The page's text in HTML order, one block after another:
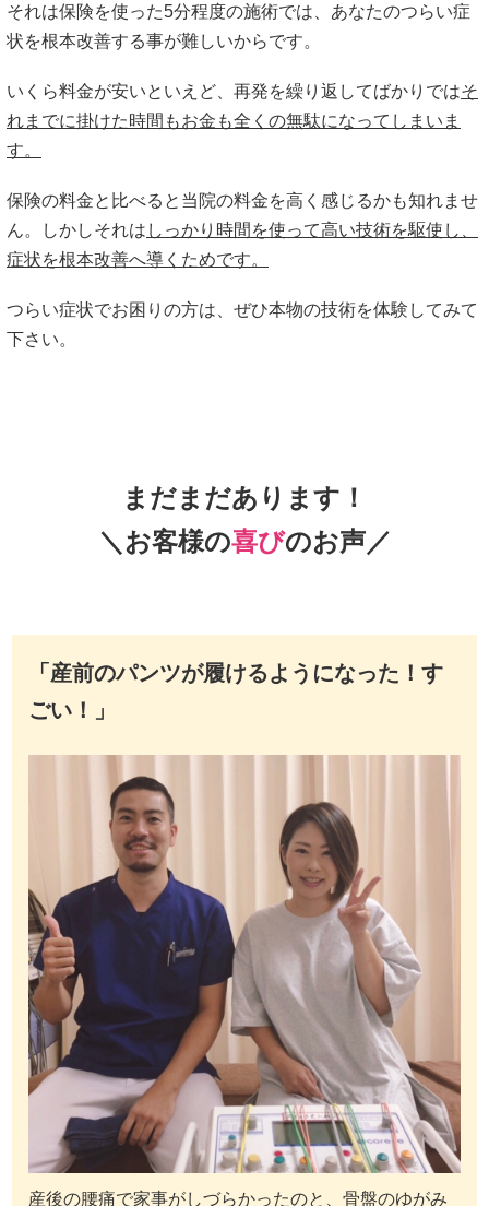
それは保険を使った5分程度の施術では、あなたのつらい症
状を根本改善する事が難しいからです。
いくら料金が安いといえど、再発を繰り返してばかりではそ
れまでに掛けた時間もお金も全くの無駄になってしまいま
す。
保険の料金と比べると当院の料金を高く感じるかも知れませ
ん。しかしそれは しっかり時間を使って高い技術を駆使し、
症状を根本改善へ導くためです。
つらい症状でお困りの方は、ぜひ本物の技術を体験してみて
下さい。
まだまだあります！
＼お客様の喜びのお声／
「産前のパンツが履けるようになった！す
ごい！」
産後の腰痛で家事がしづらかったのと、骨盤のゆがみ